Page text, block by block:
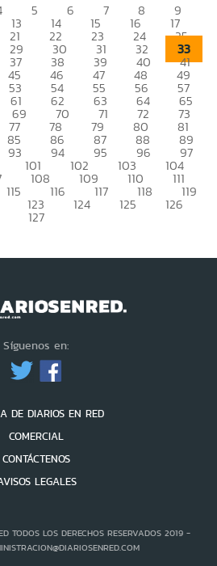
5 6 7 8 9
13 14 15 16 17
21 22 23 24 25
29 30 31 32 33
37 38 39 40 41
45 46 47 48 49
53 54 55 56 57
61 62 63 64 65
69 70 71 72 73
77 78 79 80 81
85 86 87 88 89
93 94 95 96 97
101 102 103 104
108 109 110 111
115 116 117 118 119
123 124 125 126
127
Síguenos en:
DE DIARIOS EN RED
COMERCIAL
CONTÁCTENOS
LEGALES
TODOS LOS DERECHOS RESERVADOS 2019 -